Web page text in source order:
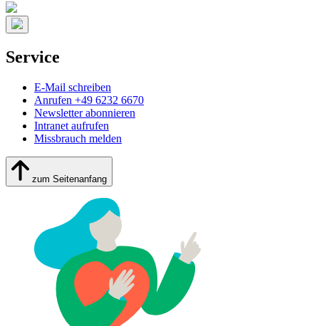
Service
E-Mail schreiben
Anrufen +49 6232 6670
Newsletter abonnieren
Intranet aufrufen
Missbrauch melden
zum Seitenanfang